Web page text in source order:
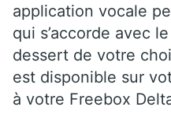
application vocale
qui s’accorde avec
dessert de votre
est disponible sur
à votre Freebox